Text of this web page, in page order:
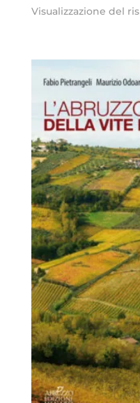
Visualizzazione del